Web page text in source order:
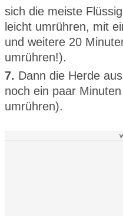
sich die meiste
leicht umrühren, mit
und weitere 20
umrühren!).
7. Dann die Herde
noch ein paar
umrühren).